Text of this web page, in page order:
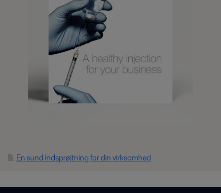
En sund indsprøjtning for din virksomhed